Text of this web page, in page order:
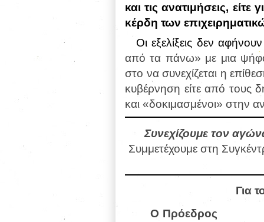
και τις ανατιμήσεις,
κέρδη των
Οι εξελίξεις δεν
από τα πάνω» με μια ψήφο
στο να συνεχίζεται η
κυβέρνηση είτε από τους
και «δοκιμασμένοι» στην
Συνεχίζουμε τον
Συμμετέχουμε στη
Για
Ο Πρόεδρος